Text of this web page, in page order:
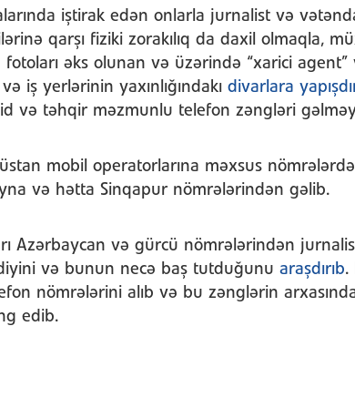
iştirak edən onlarla jurnalist və
qarşı fiziki zorakılıq da daxil olmaqla,
fotoları əks olunan və üzərində “xarici agent”
iş yerlərinin yaxınlığındakı divarlara
və təhqir məzmunlu telefon zəngləri
mobil operatorlarına məxsus
və hətta Sinqapur nömrələrindən gəlib.
Azərbaycan və gürcü nömrələrindən
və bunun necə baş tutduğunu araşdırıb.
nömrələrini alıb və bu zənglərin arxasında
edib.